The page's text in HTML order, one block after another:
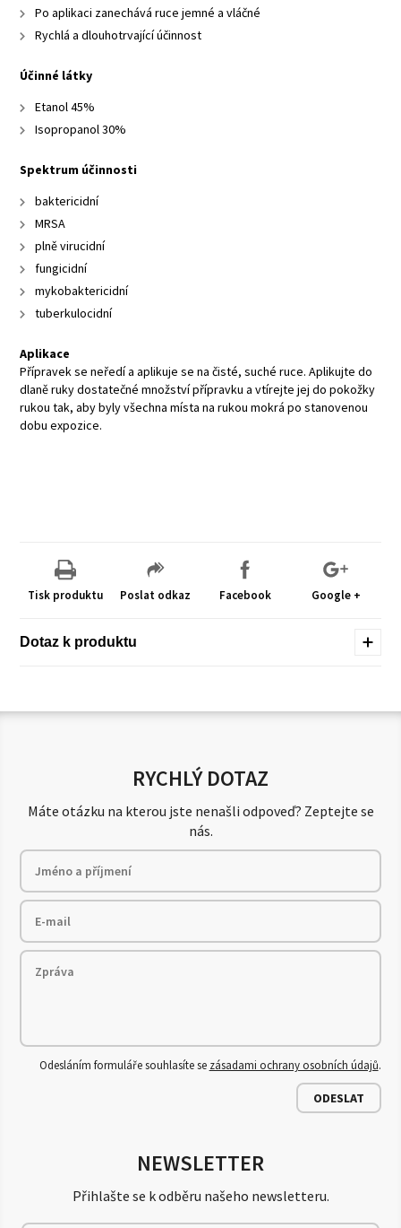
Po aplikaci zanechává ruce jemné a vláčné
Rychlá a dlouhotrvající účinnost
Účinné látky
Etanol 45%
Isopropanol 30%
Spektrum účinnosti
baktericidní
MRSA
plně virucidní
fungicidní
mykobaktericidní
tuberkulocidní
Aplikace
Přípravek se neředí a aplikuje se na čisté, suché ruce. Aplikujte do
dlaně ruky dostatečné množství přípravku a vtírejte jej do pokožky
rukou tak, aby byly všechna místa na rukou mokrá po stanovenou
dobu expozice.
Tisk produktu Poslat odkaz Facebook Google +
Dotaz k produktu
RYCHLÝ DOTAZ
Máte otázku na kterou jste nenašli odpoveď? Zeptejte se
nás.
Odesláním formuláře souhlasíte se zásadami ochrany osobních údajů.
ODESLAT
NEWSLETTER
Přihlašte se k odběru našeho newsletteru.